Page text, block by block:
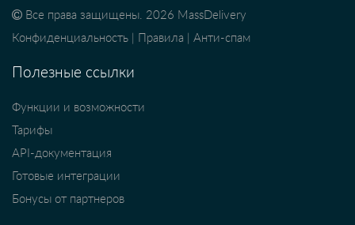
Все права защищены. 2026 MassDelivery
Конфиденциальность
Правила Анти-спам
Полезные ссылки
Функции и возможности
Тарифы
API-документация
Готовые интеграции
Бонусы от партнеров